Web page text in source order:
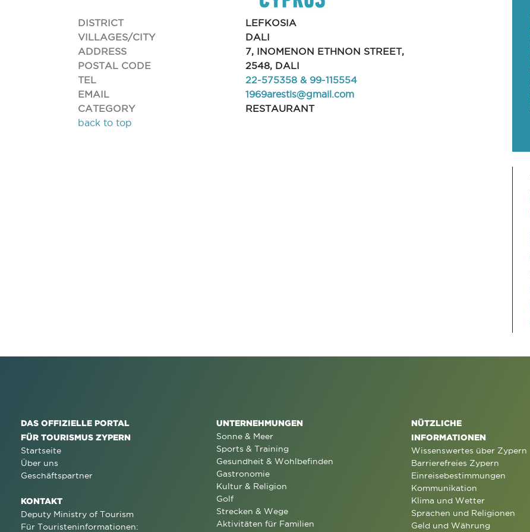
DISTRICT
LEFKOSIA
VILLAGES/CITY
DALI
ADDRESS
7, INOMENON ETHNON STREET,
POSTAL CODE
2548, DALI
TEL
22-575358 & 99-115554
EMAIL
1969arestis@gmail.com
CATEGORY
RESTAURANT
back to top
DAS OFFIZIELLE PORTAL
FÜR TOURISMUS ZYPERN
Startseite
Über uns
Geschäftspartner
KONTAKT
Deputy Ministry of Tourism
Für Touristeninformationen:
UNTERNEHMUNGEN
Sonne & Meer
Sports & Training
Gesundheit & Wohlbefinden
Gastronomie
Kultur & Religion
Golf
Strecken & Wege
Aktivitäten für Familien
NÜTZLICHE
INFORMATIONEN
Wissenswertes über Zypern
Barrierefreies Zypern
Einreisebestimmungen
Kommunikation
Klima und Wetter
Sprachen und Religionen
Geld und Währung